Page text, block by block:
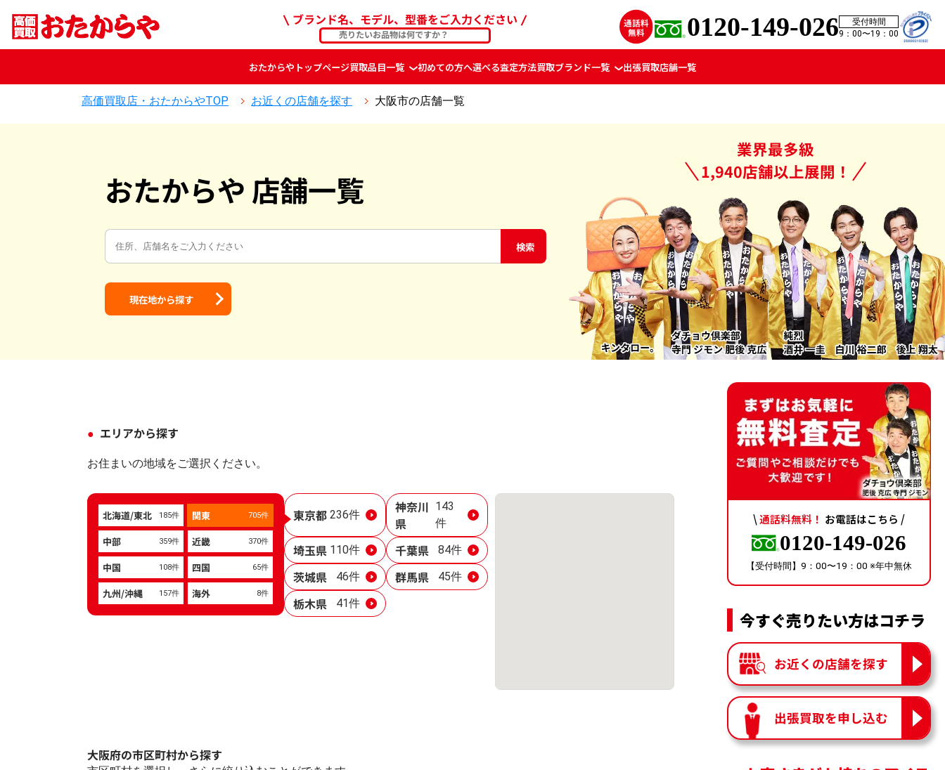
ブランド名、モデル、型番をご入力ください 0120-149-026
受付時間
9：00〜19：00
おたからや トップページ買取品目一覧 初めての方へ選べる査定方法買取ブランド一覧 出張買取店舗一覧
高価買取店・おたからやTOP お近くの店舗を探す 大阪市の店舗一覧
おたからや 店舗一覧
検索
現在地から探す
業界最多級
1,940店舗以上展開！
エリアから探す
お住まいの地域をご選択ください。
北海道/東北 185件 関東 705件
中部 359件 近畿 370件
中国 108件 四国 65件
九州/沖縄 157件 海外 8件
東京都 236件
神奈川
県
143
件
埼玉県 110件 千葉県 84件
茨城県 46件 群馬県 45件
栃木県 41件
大阪府の市区町村から探す
\通話料無料！ お電話はこちら /
0120-149-026
【受付時間】9：00〜19：00 ※年中無休
今すぐ売りたい方はコチラ
お近くの店舗を探す
出張買取を申し込む